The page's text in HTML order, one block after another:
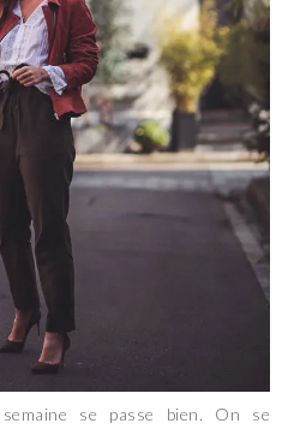
se passe bien. On se